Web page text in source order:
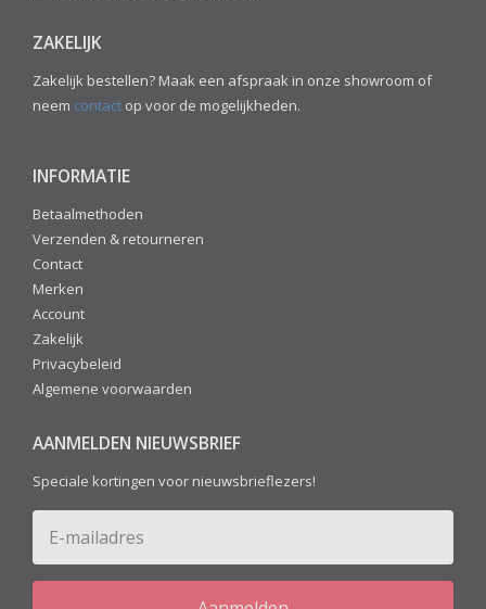
ZAKELIJK
Zakelijk bestellen? Maak een afspraak in onze showroom of
neem contact op voor de mogelijkheden.
INFORMATIE
Verzenden & retourneren
Contact
Merken
Zakelijk
Privacybeleid